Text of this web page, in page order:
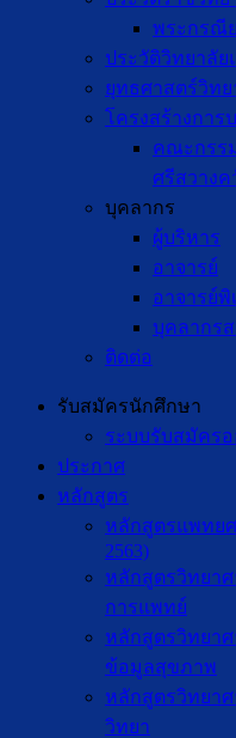
พระกรณี
ประวัติวิทยาลั
ยุทธศาสตร์วิท
โครงสร้างการ
คณะกรร
ศรีสวาง
บุคลากร
ผู้บริหาร
อาจารย์
อาจารย์พิ
บุคลากร
ติดต่อ
รับสมัครนักศึกษา
ระบบรับสมัคร
ประกาศ
หลักสูตร
หลักสูตรแพทย
2563)
หลักสูตรวิทยา
การแพทย์
หลักสูตรวิทยา
ข้อมูลสุขภาพ
หลักสูตรวิทยา
วิทยา